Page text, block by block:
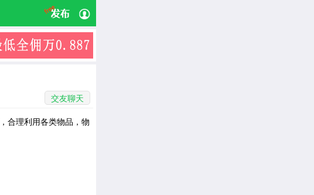
交友聊天
合理利用各类物品，物